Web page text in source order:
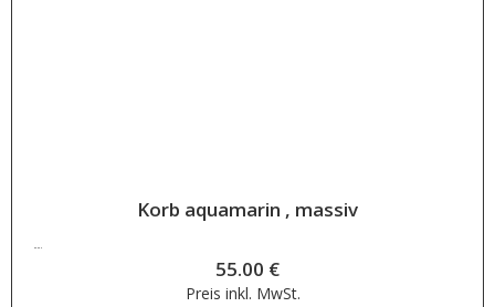
Korb aquamarin , massiv
55.00 €
55.00 €
Preis inkl. MwSt.